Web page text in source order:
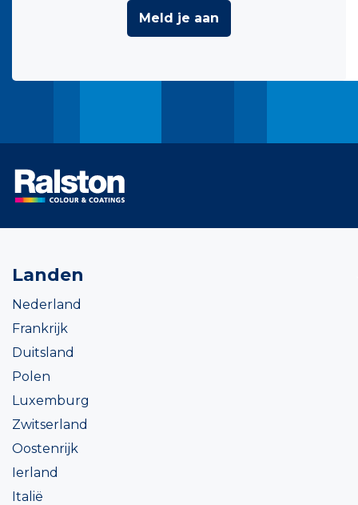
Meld je aan
Landen
Nederland
Frankrijk
Duitsland
Polen
Luxemburg
Zwitserland
Oostenrijk
Ierland
Italië